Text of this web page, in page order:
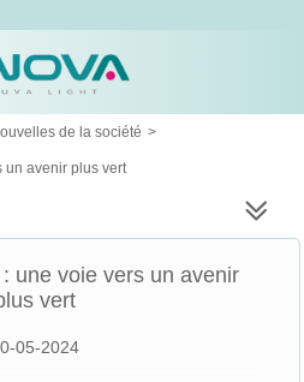
de la société >
un avenir plus vert
une voie vers un avenir
vert
05-2024